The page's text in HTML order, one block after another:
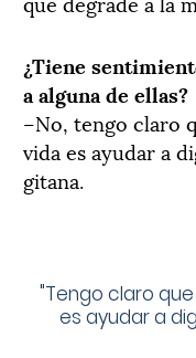
¿Tiene
a alguna de ellas?
–No, tengo claro
vida es ayudar a
gitana.
"Tengo claro
es ayudar a